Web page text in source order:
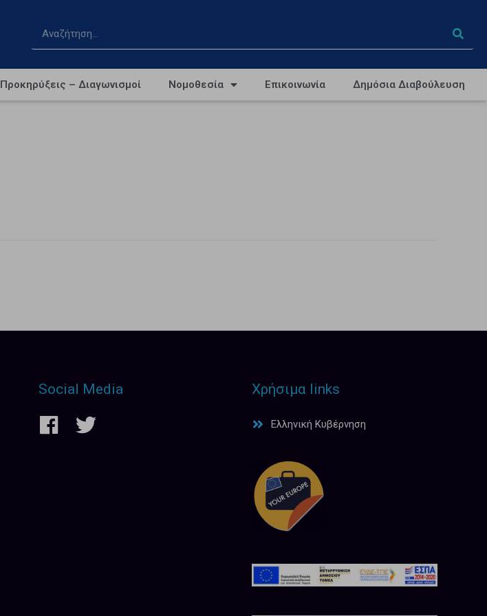
Προκηρύξεις – Διαγωνισμοί Νομοθεσία Επικοινωνία Δημόσια Διαβούλευση
Social Media Χρήσιμα links
Ελληνική Κυβέρνηση